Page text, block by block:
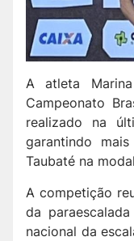
A atleta
Campeonato
realizado na
garantindo
Taubaté na
A competição
da
nacional da